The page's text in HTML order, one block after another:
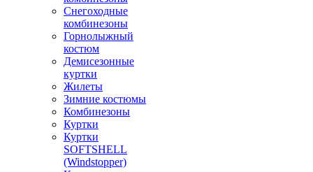
Снегоходные
комбинезоны
Горнолыжный
костюм
Демисезонные
куртки
Жилеты
Зимние костюмы
Комбинезоны
Куртки
Куртки
SOFTSHELL
(Windstopper)